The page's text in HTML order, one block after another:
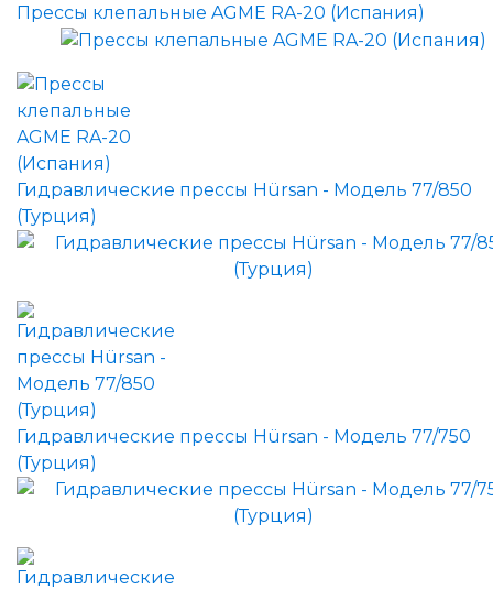
Прессы клепальные AGME RA-20 (Испания)
Гидравлические прессы Hürsan - Модель 77/850
(Турция)
Гидравлические прессы Hürsan - Модель 77/750
(Турция)